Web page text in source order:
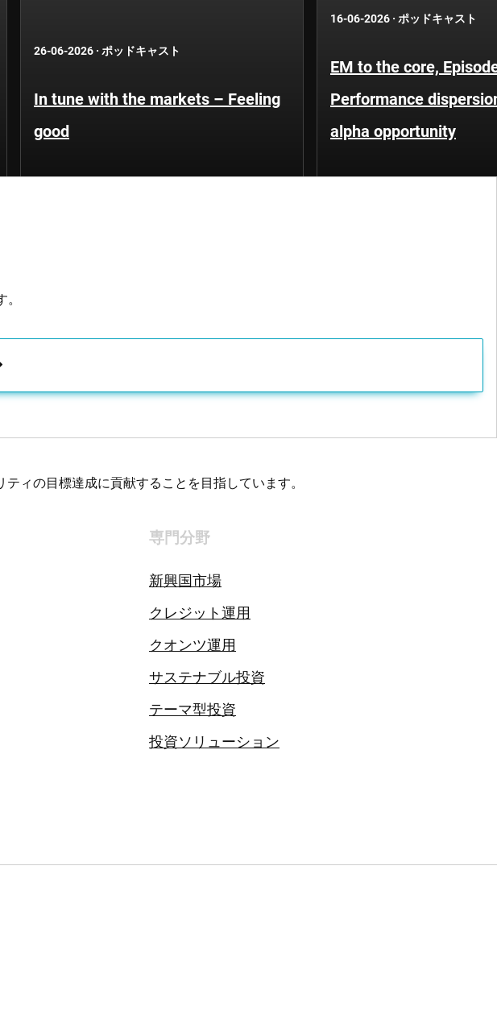
26-06-2026 · ポッドキャスト
In tune with the markets – Feeling
good
16-06-2026 · ポッドキャスト
EM to the core,
Performance
alpha opportunity
ィの目標達成に貢献することを目指しています。
専門分野
新興国市場
クレジット運用
クオンツ運用
サステナブル投資
テーマ型投資
投資ソリューション